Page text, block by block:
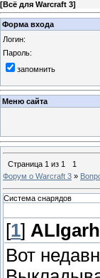
[Всё для Warcraft 3]
Форма входа
Логин:
Пароль:
запомнить
Меню сайта
Страница 1 из 1
1
Форум о Warcraft 3 »
Система снарядов
[1] ALIgarh
Вот